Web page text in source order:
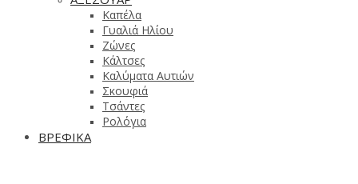
Καπέλα
Γυαλιά Ηλίου
Ζώνες
Κάλτσες
Καλύματα Αυτιών
Σκουφιά
Τσάντες
Ρολόγια
ΒΡΕΦΙΚΑ